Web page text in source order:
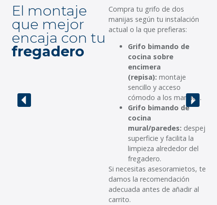
El montaje
que mejor
encaja con tu
fregadero
Compra tu grifo de dos
manijas según tu instalación
actual o la que prefieras:
Grifo bimando de
cocina sobre
encimera
(repisa): montaje
sencillo y acceso
cómodo a los mandos.
Grifo bimando de
cocina
mural/paredes: despeja
superficie y facilita la
limpieza alrededor del
fregadero.
Si necesitas asesoramietos, te
damos la recomendación
adecuada antes de añadir al
carrito.